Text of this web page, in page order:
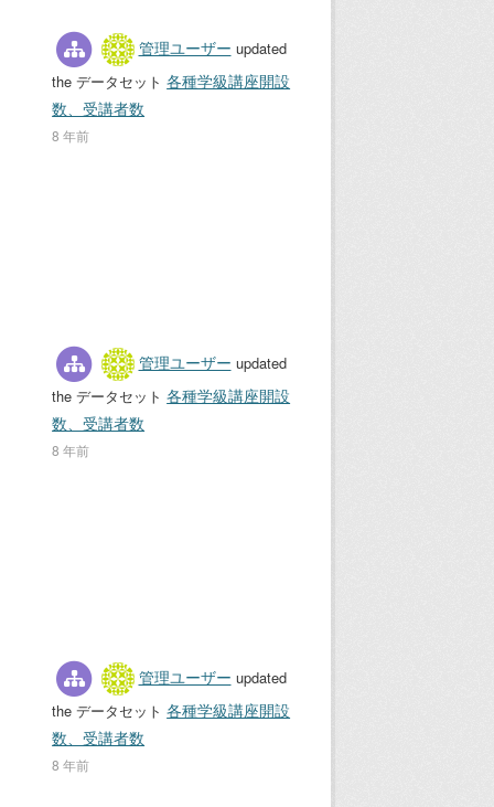
管理ユーザー updated
the データセット各種学級講座開設
数、受講者数
8 年前
管理ユーザー updated
the データセット各種学級講座開設
数、受講者数
8 年前
管理ユーザー updated
the データセット各種学級講座開設
数、受講者数
8 年前